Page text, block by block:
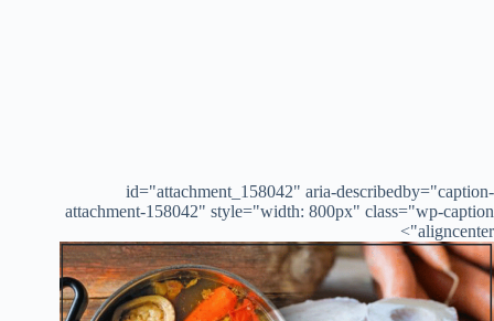
id="attachment_158042" aria-describedby="caption-
attachment-158042" style="width: 800px" class="wp-caption
aligncenter">